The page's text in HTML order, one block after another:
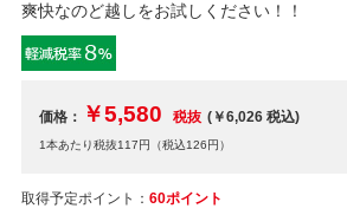
爽快なのど越しをお試しください！！
価格： ￥5,580 税抜 (￥6,026税込)
1本あたり税抜117円（税込126円）
取得予定ポイント： 60ポイント